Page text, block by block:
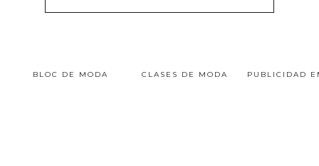
BLOC DE MODA CLASES DE MODA PUBLICIDAD